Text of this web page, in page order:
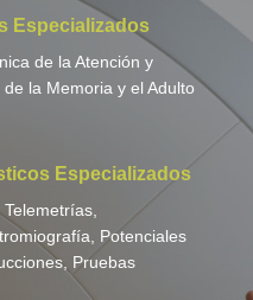
Especializados
de la Atención y
la Memoria y el Adulto
Especializados
Potenciales
Pruebas